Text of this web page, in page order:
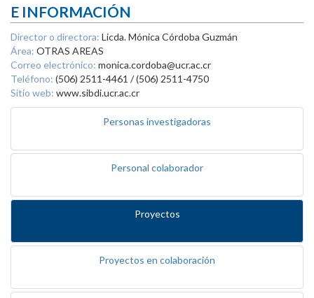
E INFORMACIÓN
Director o directora: Licda. Mónica Córdoba Guzmán
Área: OTRAS AREAS
Correo electrónico: monica.cordoba@ucr.ac.cr
Teléfono: (506) 2511-4461 / (506) 2511-4750
Sitio web: www.sibdi.ucr.ac.cr
Personas investigadoras
Personal colaborador
Proyectos
Proyectos en colaboración